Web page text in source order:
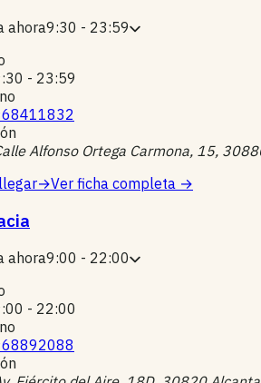
ahora9:30 - 23:59
- 23:59
Alfonso Ortega Carmona, 15,
→Ver ficha completa →
ahora9:00 - 22:00
- 22:00